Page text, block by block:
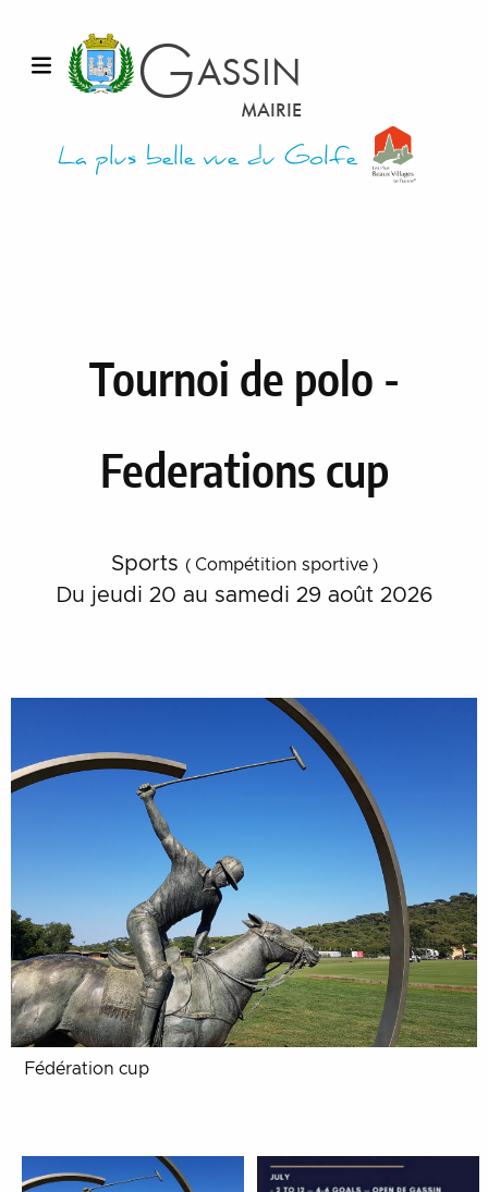
Ouvrir le menuGASSIN
MAIRIE
La plus belle vue du Golfe
Tournoi de polo -
Federations cup
Sports ( Compétition sportive )
Du jeudi 20 au samedi 29 août 2026
Fédération cup